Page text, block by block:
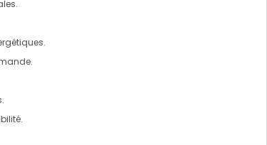
.